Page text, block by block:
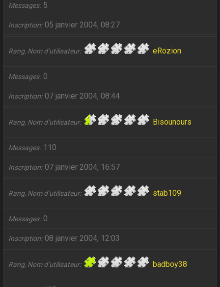
Messages 5
Inscription 05 janvier 2004, 08:27
Rang, Nom d’utilisateur eRozion
Messages 0
Inscription 07 janvier 2004, 08:44
Rang, Nom d’utilisateur Bisounours
Messages 110
Inscription 07 janvier 2004, 16:57
Rang, Nom d’utilisateur stab109
Messages 0
Inscription 08 janvier 2004, 12:03
Rang, Nom d’utilisateur badboy38